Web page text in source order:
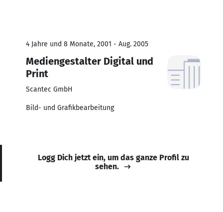
4 Jahre und 8 Monate, 2001 - Aug. 2005
Mediengestalter Digital und
Print
Scantec GmbH
Bild- und Grafikbearbeitung
Logg Dich jetzt ein, um das ganze Profil zu
sehen.